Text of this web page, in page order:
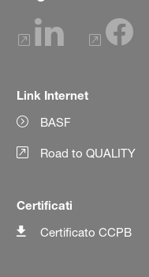
Link Internet
BASF
Road to QUALITY
Certificati
Certificato CCPB